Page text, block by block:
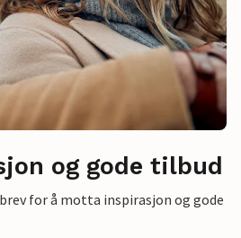
og gode tilbud
for å motta inspirasjon og gode